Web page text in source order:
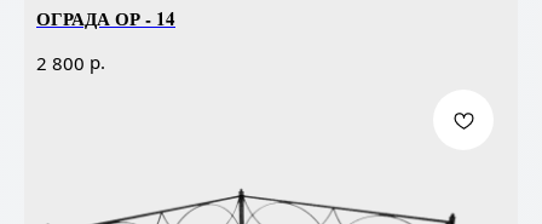
ОГРАДА ОР - 14
2 800 р.